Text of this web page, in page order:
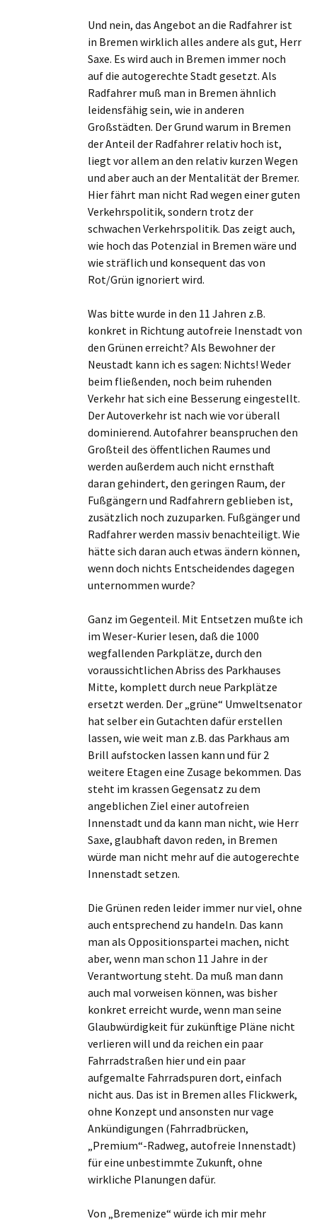
Und nein, das Angebot an die Radfahrer ist
in Bremen wirklich alles andere als gut, Herr
Saxe. Es wird auch in Bremen immer noch
auf die autogerechte Stadt gesetzt. Als
Radfahrer muß man in Bremen ähnlich
leidensfähig sein, wie in anderen
Großstädten. Der Grund warum in Bremen
der Anteil der Radfahrer relativ hoch ist,
liegt vor allem an den relativ kurzen Wegen
und aber auch an der Mentalität der Bremer.
Hier fährt man nicht Rad wegen einer guten
Verkehrspolitik, sondern trotz der
schwachen Verkehrspolitik. Das zeigt auch,
wie hoch das Potenzial in Bremen wäre und
wie sträflich und konsequent das von
Rot/Grün ignoriert wird.
Was bitte wurde in den 11 Jahren z.B.
konkret in Richtung autofreie Inenstadt von
den Grünen erreicht? Als Bewohner der
Neustadt kann ich es sagen: Nichts! Weder
beim fließenden, noch beim ruhenden
Verkehr hat sich eine Besserung eingestellt.
Der Autoverkehr ist nach wie vor überall
dominierend. Autofahrer beanspruchen den
Großteil des öffentlichen Raumes und
werden außerdem auch nicht ernsthaft
daran gehindert, den geringen Raum, der
Fußgängern und Radfahrern geblieben ist,
zusätzlich noch zuzuparken. Fußgänger und
Radfahrer werden massiv benachteiligt. Wie
hätte sich daran auch etwas ändern können,
wenn doch nichts Entscheidendes dagegen
unternommen wurde?
Ganz im Gegenteil. Mit Entsetzen mußte ich
im Weser-Kurier lesen, daß die 1000
wegfallenden Parkplätze, durch den
voraussichtlichen Abriss des Parkhauses
Mitte, komplett durch neue Parkplätze
ersetzt werden. Der „grüne“ Umweltsenator
hat selber ein Gutachten dafür erstellen
lassen, wie weit man z.B. das Parkhaus am
Brill aufstocken lassen kann und für 2
weitere Etagen eine Zusage bekommen. Das
steht im krassen Gegensatz zu dem
angeblichen Ziel einer autofreien
Innenstadt und da kann man nicht, wie Herr
Saxe, glaubhaft davon reden, in Bremen
würde man nicht mehr auf die autogerechte
Innenstadt setzen.
Die Grünen reden leider immer nur viel, ohne
auch entsprechend zu handeln. Das kann
man als Oppositionspartei machen, nicht
aber, wenn man schon 11 Jahre in der
Verantwortung steht. Da muß man dann
auch mal vorweisen können, was bisher
konkret erreicht wurde, wenn man seine
Glaubwürdigkeit für zukünftige Pläne nicht
verlieren will und da reichen ein paar
Fahrradstraßen hier und ein paar
aufgemalte Fahrradspuren dort, einfach
nicht aus. Das ist in Bremen alles Flickwerk,
ohne Konzept und ansonsten nur vage
Ankündigungen (Fahrradbrücken,
„Premium“-Radweg, autofreie Innenstadt)
für eine unbestimmte Zukunft, ohne
wirkliche Planungen dafür.
Von „Bremenize“ würde ich mir mehr